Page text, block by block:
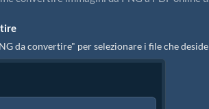
da convertire" per selezionare i file che